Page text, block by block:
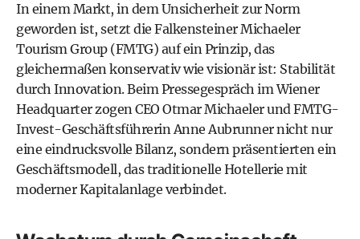
In einem Markt, in dem Unsicherheit zur Norm
geworden ist, setzt die Falkensteiner Michaeler
Tourism Group (FMTG) auf ein Prinzip, das
gleichermaßen konservativ wie visionär ist: Stabilität
durch Innovation. Beim Pressegespräch im Wiener
Headquarter zogen CEO Otmar Michaeler und FMTG-
Invest-Geschäftsführerin Anne Aubrunner nicht nur
eine eindrucksvolle Bilanz, sondern präsentierten ein
Geschäftsmodell, das traditionelle Hotellerie mit
moderner Kapitalanlage verbindet.